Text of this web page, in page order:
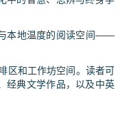
本地温度的阅读空间——
区和工作坊空间。读者可
经典文学作品，以及中英